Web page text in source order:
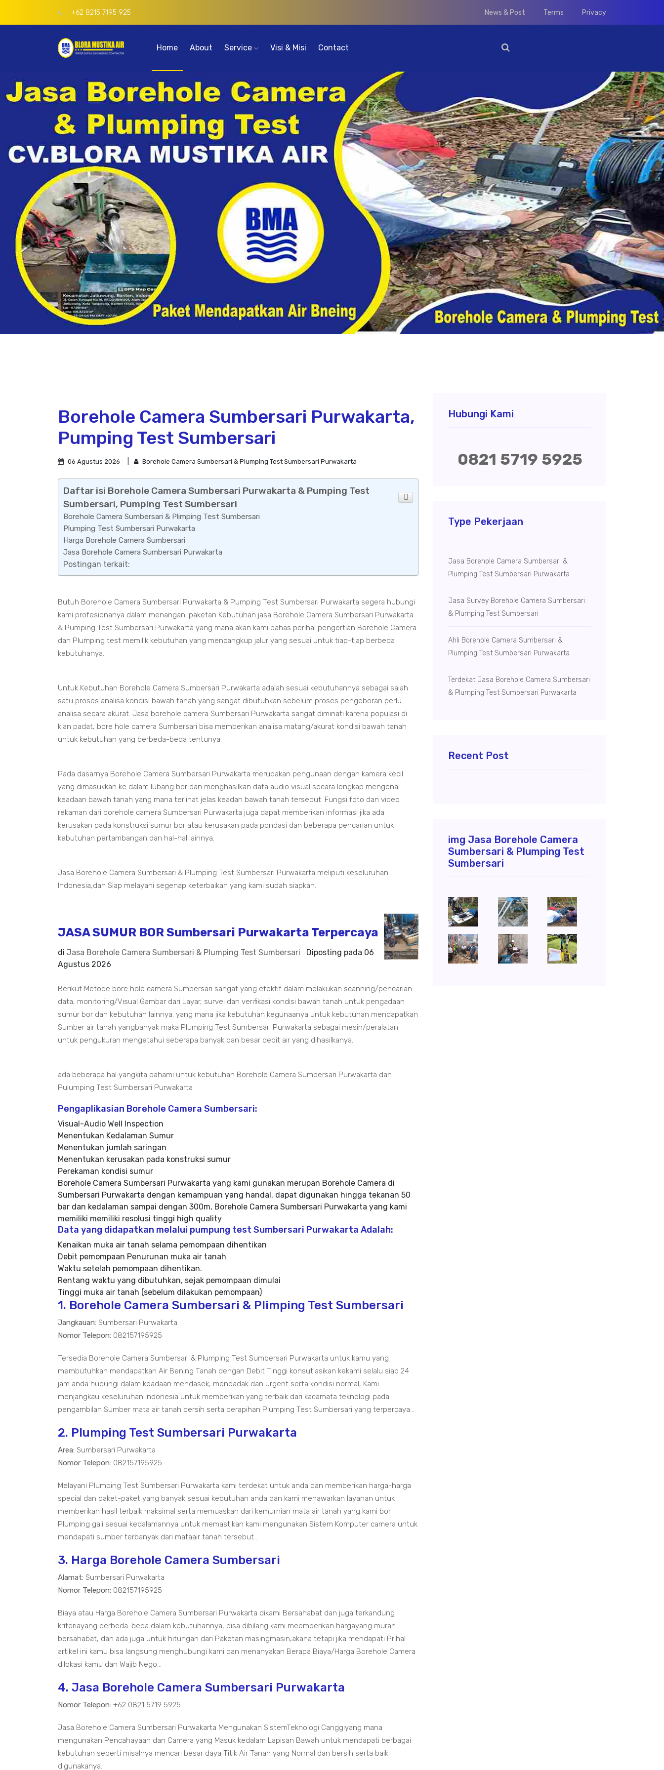
+62 8215 7195 925 News & Post Terms Privacy
Home About Service Visi & Misi Contact
Borehole Camera Sumbersari Purwakarta,
Pumping Test Sumbersari
06 Agustus 2026 Borehole Camera Sumbersari & Plumping Test Sumbersari Purwakarta
Daftar isi Borehole Camera Sumbersari Purwakarta & Pumping Test
Sumbersari, Pumping Test Sumbersari
Borehole Camera Sumbersari & Plimping Test Sumbersari
Plumping Test Sumbersari Purwakarta
Harga Borehole Camera Sumbersari
Jasa Borehole Camera Sumbersari Purwakarta
Postingan terkait:
Butuh Borehole Camera Sumbersari Purwakarta & Pumping Test Sumbersari Purwakarta segera hubungi
kami profesionanya dalam menangani paketan Kebutuhan jasa Borehole Camera Sumbersari Purwakarta
& Pumping Test Sumbersari Purwakarta yang mana akan kami bahas perihal pengertian Borehole Camera
dan Plumping test memilik kebutuhan yang mencangkup jalur yang sesuai untuk tiap-tiap berbeda
kebutuhanya.
Untuk Kebutuhan Borehole Camera Sumbersari Purwakarta adalah sesuai kebutuhannya sebagai salah
satu proses analisa kondisi bawah tanah yang sangat dibutuhkan sebelum proses pengeboran perlu
analisa secara akurat. Jasa borehole camera Sumbersari Purwakarta sangat diminati karena populasi di
kian padat, bore hole camera Sumbersari bisa memberikan analisa matang/akurat kondisi bawah tanah
untuk kebutuhan yang berbeda-beda tentunya.
Pada dasarnya Borehole Camera Sumbersari Purwakarta merupakan pengunaan dengan kamera kecil
yang dimasukkan ke dalam lubang bor dan menghasilkan data audio visual secara lengkap mengenai
keadaan bawah tanah yang mana terlihat jelas keadan bawah tanah tersebut. Fungsi foto dan video
rekaman dari borehole camera Sumbersari Purwakarta juga dapat memberikan informasi jika ada
kerusakan pada konstruksi sumur bor atau kerusakan pada pondasi dan beberapa pencarian untuk
kebutuhan pertambangan dan hal-hal lainnya.
Jasa Borehole Camera Sumbersari & Plumping Test Sumbersari Purwakarta meliputi keseluruhan
Indonesia,dan Siap melayani segenap keterbaikan yang kami sudah siapkan.
JASA SUMUR BOR Sumbersari Purwakarta Terpercaya
di Jasa Borehole Camera Sumbersari & Plumping Test Sumbersari Diposting pada 06
Agustus 2026
Berikut Metode bore hole camera Sumbersari sangat yang efektif dalam melakukan scanning/pencarian
data, monitoring/Visual Gambar dari Layar, survei dan verifikasi kondisi bawah tanah untuk pengadaan
sumur bor dan kebutuhan lainnya. yang mana jika kebutuhan kegunaanya untuk kebutuhan mendapatkan
Sumber air tanah yangbanyak maka Plumping Test Sumbersari Purwakarta sebagai mesin/peralatan
untuk pengukuran mengetahui seberapa banyak dan besar debit air yang dihasilkanya.
ada beberapa hal yangkita pahami untuk kebutuhan Borehole Camera Sumbersari Purwakarta dan
Pulumping Test Sumbersari Purwakarta
Pengaplikasian Borehole Camera Sumbersari:
Visual-Audio Well Inspection
Menentukan Kedalaman Sumur
Menentukan jumlah saringan
Menentukan kerusakan pada konstruksi sumur
Perekaman kondisi sumur
Borehole Camera Sumbersari Purwakarta yang kami gunakan merupan Borehole Camera di
Sumbersari Purwakarta dengan kemampuan yang handal, dapat digunakan hingga tekanan 50
bar dan kedalaman sampai dengan 300m, Borehole Camera Sumbersari Purwakarta yang kami
memiliki memiliki resolusi tinggi high quality
Data yang didapatkan melalui pumpung test Sumbersari Purwakarta Adalah:
Kenaikan muka air tanah selama pemompaan dihentikan
Debit pemompaan Penurunan muka air tanah
Waktu setelah pemompaan dihentikan.
Rentang waktu yang dibutuhkan, sejak pemompaan dimulai
Tinggi muka air tanah (sebelum dilakukan pemompaan)
1. Borehole Camera Sumbersari & Plimping Test Sumbersari
Jangkauan: Sumbersari Purwakarta
Nomor Telepon: 082157195925
Tersedia Borehole Camera Sumbersari & Plumping Test Sumbersari Purwakarta untuk kamu yang
membutuhkan mendapatkan Air Bening Tanah dengan Debit Tinggi konsutlasikan kekami selalu siap 24
jam anda hubungi dalam keadaan mendasek, mendadak dan urgent serta kondisi normal, Kami
menjangkau keseluruhan Indonesia untuk memberikan yang terbaik dari kacamata teknologi pada
pengambilan Sumber mata air tanah bersih serta perapihan Plumping Test Sumbersari yang terpercaya...
2. Plumping Test Sumbersari Purwakarta
Area: Sumbersari Purwakarta
Nomor Telepon: 082157195925
Melayani Plumping Test Sumbersari Purwakarta kami terdekat untuk anda dan memberikan harga-harga
special dan paket-paket yang banyak sesuai kebutuhan anda dan kami menawarkan layanan untuk
memberikan hasil terbaik maksimal serta memuaskan dari kemurnian mata air tanah yang kami bor
Plumping gali sesuai kedalamannya untuk memastikan kami mengunakan Sistem Komputer camera untuk
mendapati sumber terbanyak dari mataair tanah tersebut...
3. Harga Borehole Camera Sumbersari
Alamat: Sumbersari Purwakarta
Nomor Telepon: 082157195925
Biaya atau Harga Borehole Camera Sumbersari Purwakarta dikami Bersahabat dan juga terkandung
kriteriayang berbeda-beda dalam kebutuhannya, bisa dibilang kami meemberikan hargayang murah
bersahabat, dan ada juga untuk hitungan dari Paketan masingmasin,akana tetapi jika mendapati Prihal
artikel ini kamu bisa langsung menghubungi kami dan menanyakan Berapa Biaya/Harga Borehole Camera
dilokasi kamu dan Wajib Nego...
4. Jasa Borehole Camera Sumbersari Purwakarta
Nomor Telepon: +62 0821 5719 5925
Jasa Borehole Camera Sumbersari Purwakarta Mengunakan SistemTeknologi Canggiyang mana
mengunakan Pencahayaan dan Camera yang Masuk kedalam Lapisan Bawah untuk mendapati berbagai
kebutuhan seperti misalnya mencari besar daya Titik Air Tanah yang Normal dan bersih serta baik
digunakanya.
Hubungi Kami
0821 5719 5925
Type Pekerjaan
Jasa Borehole Camera Sumbersari &
Plumping Test Sumbersari Purwakarta
Jasa Survey Borehole Camera Sumbersari
& Plumping Test Sumbersari
Ahli Borehole Camera Sumbersari &
Plumping Test Sumbersari Purwakarta
Terdekat Jasa Borehole Camera Sumbersari
& Plumping Test Sumbersari Purwakarta
Recent Post
img Jasa Borehole Camera
Sumbersari & Plumping Test
Sumbersari